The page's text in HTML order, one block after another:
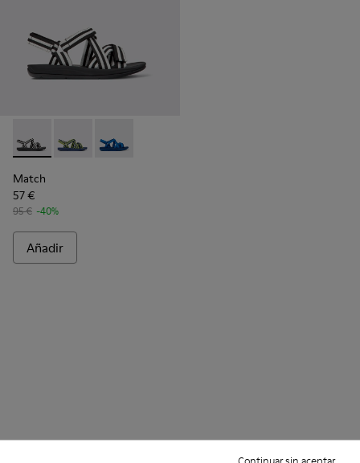
Match - K100781-005 - Sandalias blancas y negras de tejido
Match - K100781-008 - Sandalias azules y amarillas
Match - K100781-004 - Sandalias de PET
Match
57 €
95 € -40%
Añadir